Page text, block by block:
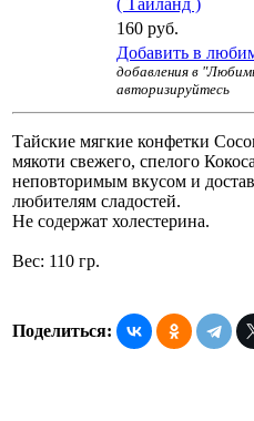
( Таиланд )
160 руб.
Добавить в
добавления в
авторизируйтесь
Тайские мягкие конфетки
мякоти свежего, спелого
неповторимым вкусом и
любителям сладостей.
Не содержат холестерина.
Вес: 110 гр.
Поделиться: